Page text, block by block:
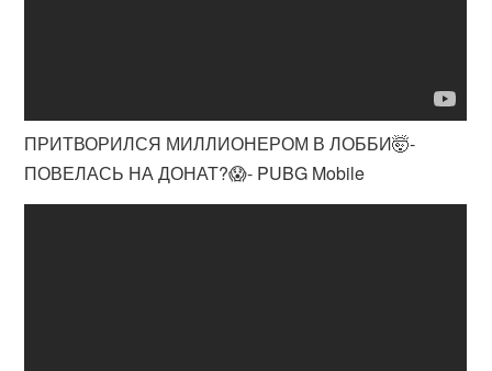
ПРИТВОРИЛСЯ МИЛЛИОНЕРОМ В ЛОББИ🤯-
ПОВЕЛАСЬ НА ДОНАТ?😱- PUBG Mobile